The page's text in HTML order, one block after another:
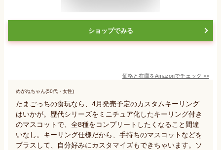
ショップでみる
価格と在庫をAmazonでチェック >>
めがねちゃん(50代・女性)
たまごっちの食玩なら、4月発売予定のカスタムキーリング
はいかが。歴代シリーズをミニチュア化したキーリング付き
のマスコットで、全8種をコンプリートしたくなること間違
いなし。キーリング仕様だから、手持ちのマスコットなどを
プラスして、自分好みにカスタマイズもできちゃいます。ソ